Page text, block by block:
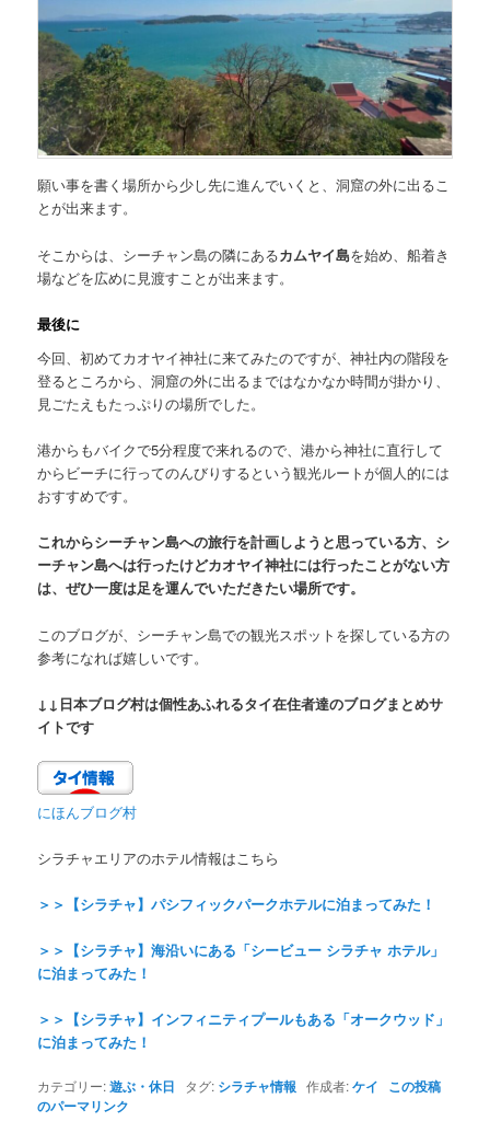
願い事を書く場所から少し先に進んでいくと、洞窟の外に出るこ
とが出来ます。
そこからは、シーチャン島の隣にあるカムヤイ島を始め、船着き
場などを広めに見渡すことが出来ます。
最後に
今回、初めてカオヤイ神社に来てみたのですが、神社内の階段を
登るところから、洞窟の外に出るまではなかなか時間が掛かり、
見ごたえもたっぷりの場所でした。
港からもバイクで5分程度で来れるので、港から神社に直行して
からビーチに行ってのんびりするという観光ルートが個人的には
おすすめです。
これからシーチャン島への旅行を計画しようと思っている方、シ
ーチャン島へは行ったけどカオヤイ神社には行ったことがない方
は、ぜひ一度は足を運んでいただきたい場所です。
このブログが、シーチャン島での観光スポットを探している方の
参考になれば嬉しいです。
↓↓日本ブログ村は個性あふれるタイ在住者達のブログまとめサ
イトです
にほんブログ村
シラチャエリアのホテル情報はこちら
＞＞【シラチャ】パシフィックパークホテルに泊まってみた！
＞＞【シラチャ】海沿いにある「シービュー シラチャ ホテル」
に泊まってみた！
＞＞【シラチャ】インフィニティプールもある「オークウッド」
に泊まってみた！
カテゴリー:遊ぶ・休日 タグ: シラチャ情報 作成者:ケイ
この投稿
のパーマリンク